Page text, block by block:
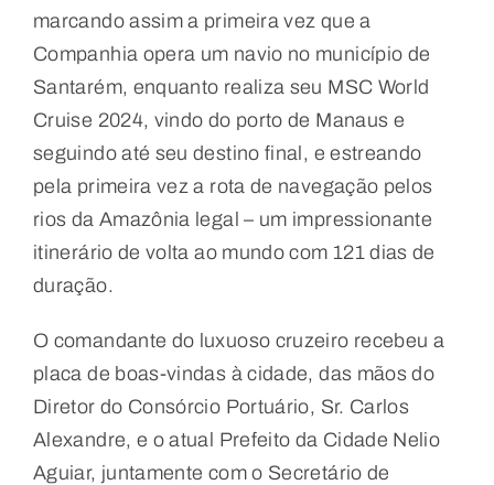
marcando assim a primeira vez que a
Companhia opera um navio no município de
Santarém, enquanto realiza seu MSC World
Cruise 2024, vindo do porto de Manaus e
seguindo até seu destino final, e estreando
pela primeira vez a rota de navegação pelos
rios da Amazônia legal – um impressionante
itinerário de volta ao mundo com 121 dias de
duração.
O comandante do luxuoso cruzeiro recebeu a
placa de boas-vindas à cidade, das mãos do
Diretor do Consórcio Portuário, Sr. Carlos
Alexandre, e o atual Prefeito da Cidade Nelio
Aguiar, juntamente com o Secretário de